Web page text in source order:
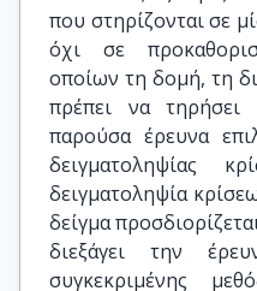
που στηρίζονται σε
όχι σε
οποίων τη δομή, τη
πρέπει να τηρήσει
παρούσα έρευνα
δειγματοληψίας
δειγματοληψία
δείγμα
διεξάγει την
συγκεκριμένης